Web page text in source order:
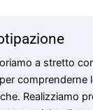
a stretto
comprenderne
Realizziamo